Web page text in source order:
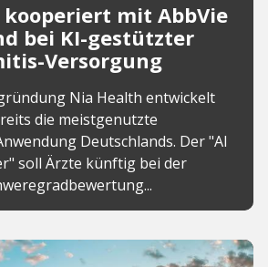
mit AbbVie
bei KI-gestützter
Versorgung
Nia Health entwickelt
die meistgenutzte
Deutschlands. Der "AI
soll Ärzte künftig bei der